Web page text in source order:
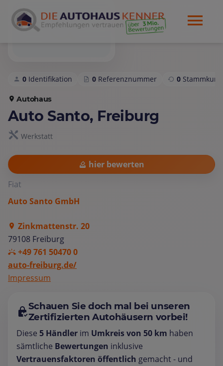
0 Identifikation 0 Referenznummer 0
Autohaus
Auto Santo, Freiburg
Werkstatt
hier bewerten
Fiat
Auto Santo GmbH
Zinkmattenstr. 20
79108 Freiburg
+49 761 50470 0
auto-freiburg.de/
Impressum
Schauen Sie doch mal bei unseren
Zertifizierten Autohäusern vorbei!
Diese 5 Händler im Umkreis von 50 km haben
sämtliche Bewertungen inklusive
Vertrauensfaktoren öffentlich gemacht - und